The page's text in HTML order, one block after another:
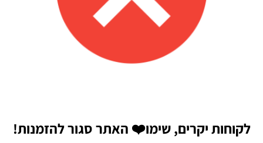
Shilav Sayag
איכות מדהימה!
הזמנתי בלונים כדי לעצב קשת ליום הולדת של הבן שלי, המשלוח הגיע
מהר מהמצופה!! הכל באיכות מדהימה, בצבעים יפים בדיוק כמו שחשבתי
לקוחות יקרים, שימו❤️ האתר סגור להזמנות!